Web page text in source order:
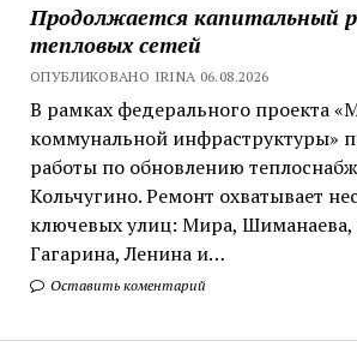
Продолжается капитальный
тепловых сетей
ОПУБЛИКОВАНО IRINA 06.08.2026
В рамках федерального проекта
коммунальной инфраструктуры»
работы по обновлению
Кольчугино. Ремонт охватывает
ключевых улиц: Мира, Шиманаева,
Гагарина, Ленина и…
Оставить коментарий